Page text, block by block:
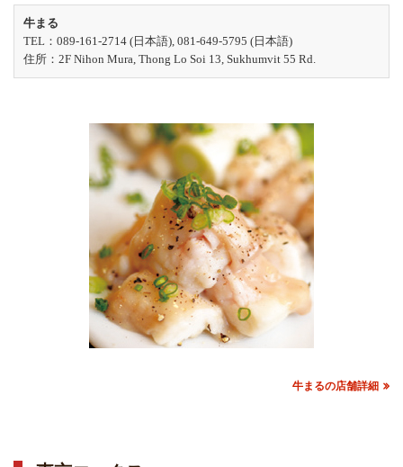
牛まる
TEL：089-161-2714 (日本語), 081-649-5795 (日本語)
住所：2F Nihon Mura, Thong Lo Soi 13, Sukhumvit 55 Rd.
牛まるの店舗詳細